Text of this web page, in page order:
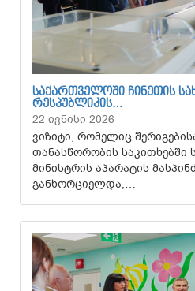
ᲡᲐᲥᲐᲠᲗᲕᲔᲚᲝᲨᲘ ᲩᲘᲜᲔᲗᲘᲡ
ᲠᲔᲡᲞᲣᲑᲚᲘᲙᲘᲡ…
22 ივნისი 2026
ვიზიტი, რომელიც
თანასწორობის საკითხებში
მინისტრის აპარატის
განხორციელდა,…